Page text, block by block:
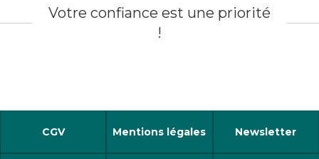
Votre confiance est une priorité
!
CGV Mentions légales Newsletter